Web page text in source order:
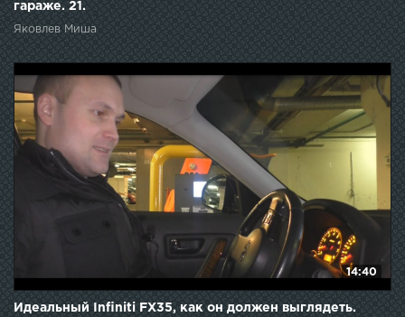
гараже. 21.
Яковлев Миша
14:40
Идеальный Infiniti FX35, как он должен выглядеть.